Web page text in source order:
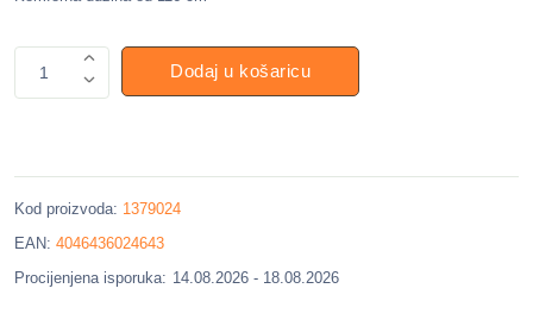
1 Dodaj u košaricu
Kod proizvoda: 1379024
EAN: 4046436024643
Procijenjena isporuka: 14.08.2026 - 18.08.2026